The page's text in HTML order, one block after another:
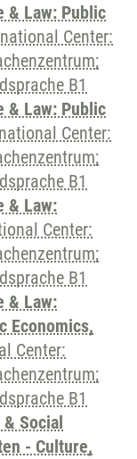
& Law: Public
Center:
B1
& Law: Public
Center:
B1
& Law:
Center:
B1
& Law:
Economics,
Center:
B1
Social
- Culture,